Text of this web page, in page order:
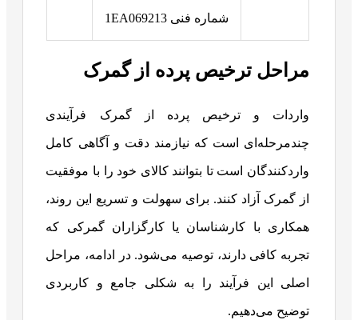
شماره فنی 1EA069213
مراحل ترخیص پرده از گمرک
واردات و ترخیص پرده از گمرک فرآیندی
چندمرحله‌ای است که نیازمند دقت و آگاهی کامل
واردکنندگان است تا بتوانند کالای خود را با موفقیت
از گمرک آزاد کنند. برای سهولت و تسریع این روند،
همکاری با کارشناسان یا کارگزاران گمرکی که
تجربه کافی دارند، توصیه می‌شود. در ادامه، مراحل
اصلی این فرآیند را به شکلی جامع و کاربردی
توضیح می‌دهیم.